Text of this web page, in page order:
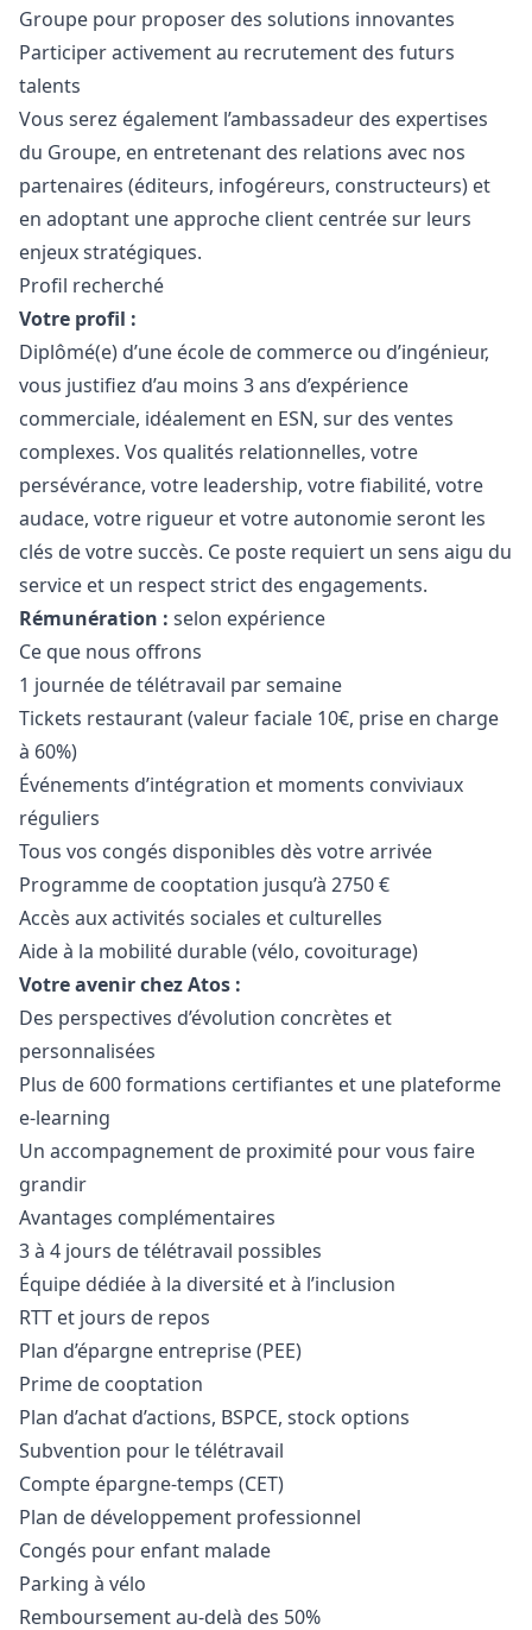
Groupe pour proposer des solutions innovantes
Participer activement au recrutement des futurs
talents
Vous serez également l’ambassadeur des expertises
du Groupe, en entretenant des relations avec nos
partenaires (éditeurs, infogéreurs, constructeurs) et
en adoptant une approche client centrée sur leurs
enjeux stratégiques.
Profil recherché
Votre profil :
Diplômé(e) d’une école de commerce ou d’ingénieur,
vous justifiez d’au moins 3 ans d’expérience
commerciale, idéalement en ESN, sur des ventes
complexes. Vos qualités relationnelles, votre
persévérance, votre leadership, votre fiabilité, votre
audace, votre rigueur et votre autonomie seront les
clés de votre succès. Ce poste requiert un sens aigu du
service et un respect strict des engagements.
Rémunération : selon expérience
Ce que nous offrons
1 journée de télétravail par semaine
Tickets restaurant (valeur faciale 10€, prise en charge
à 60%)
Événements d’intégration et moments conviviaux
réguliers
Tous vos congés disponibles dès votre arrivée
Programme de cooptation jusqu’à 2750 €
Accès aux activités sociales et culturelles
Aide à la mobilité durable (vélo, covoiturage)
Votre avenir chez Atos :
Des perspectives d’évolution concrètes et
personnalisées
Plus de 600 formations certifiantes et une plateforme
e-learning
Un accompagnement de proximité pour vous faire
grandir
Avantages complémentaires
3 à 4 jours de télétravail possibles
Équipe dédiée à la diversité et à l’inclusion
RTT et jours de repos
Plan d’épargne entreprise (PEE)
Prime de cooptation
Plan d’achat d’actions, BSPCE, stock options
Subvention pour le télétravail
Compte épargne-temps (CET)
Plan de développement professionnel
Congés pour enfant malade
Parking à vélo
Remboursement au-delà des 50%